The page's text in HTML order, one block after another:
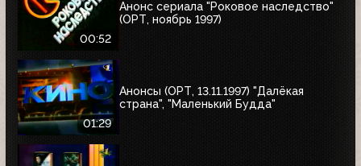
00:52
Анонс сериала "Роковое наследство"
(ОРТ, ноябрь 1997)
01:29
Анонсы (ОРТ, 13.11.1997) "Далёкая
страна", "Маленький Будда"